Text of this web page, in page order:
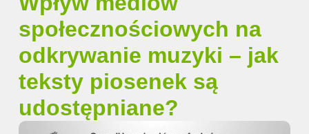
społecznościowych na
odkrywanie muzyki – jak
teksty piosenek są
udostępniane?